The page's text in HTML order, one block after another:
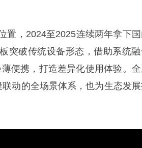
置，2024至2025连续两年拿下
突破传统设备形态，借助系统
便携，打造差异化使用体验。
动的全场景体系，也为生态发